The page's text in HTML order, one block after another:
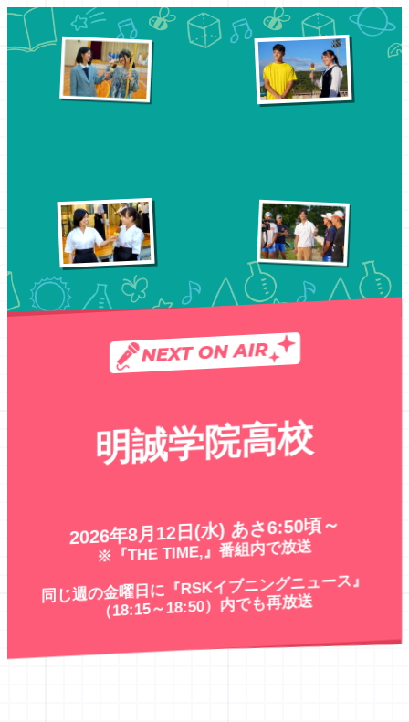
NEXT ON AIR
明誠学院高校
2026年8月12日(水) あさ6:50頃～
※『THE TIME,』番組内で放送
同じ週の金曜日に『RSKイブニングニュース』
（18:15～18:50）内でも再放送